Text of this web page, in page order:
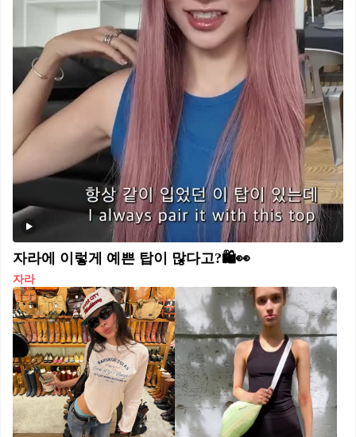
자라에 이렇게 예쁜 탑이 많다고?🛍️👀
자라